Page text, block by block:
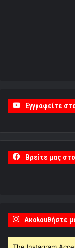
Εγγραφείτε
Βρείτε μας
Ακολουθήστε